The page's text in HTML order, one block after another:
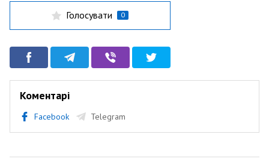
Голосувати 0
Коментарі
Facebook Telegram